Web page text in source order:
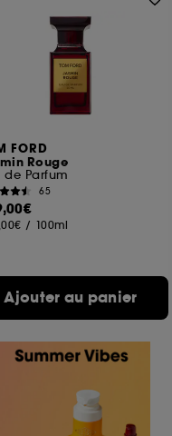
FORD
Rouge
de Parfum
65
/ 100ml
Ajouter au panier